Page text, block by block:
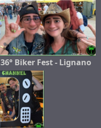
36° Biker Fest - Lignano